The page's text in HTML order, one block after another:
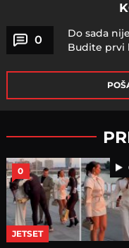
0
Do sada
Budite prvi
0
JETSET